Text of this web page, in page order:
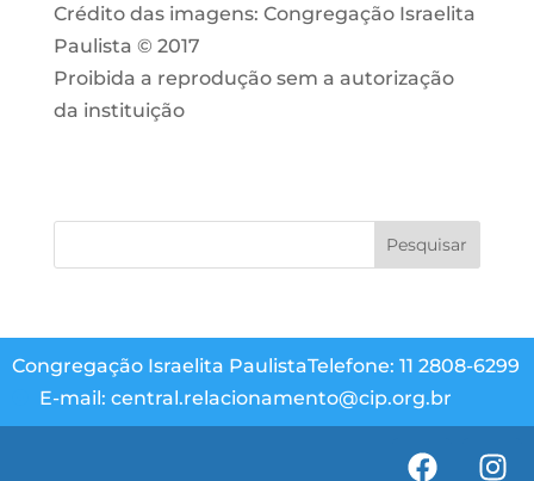
Crédito das imagens: Congregação Israelita
Paulista © 2017
Proibida a reprodução sem a autorização
da instituição
Congregação Israelita PaulistaTelefone: 11 2808-6299
E-mail: central.relacionamento@cip.org.br